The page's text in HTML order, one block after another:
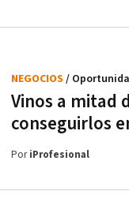
Vinos a mitad
conseguirlos
NEGOCIOS /
PoriProfesional